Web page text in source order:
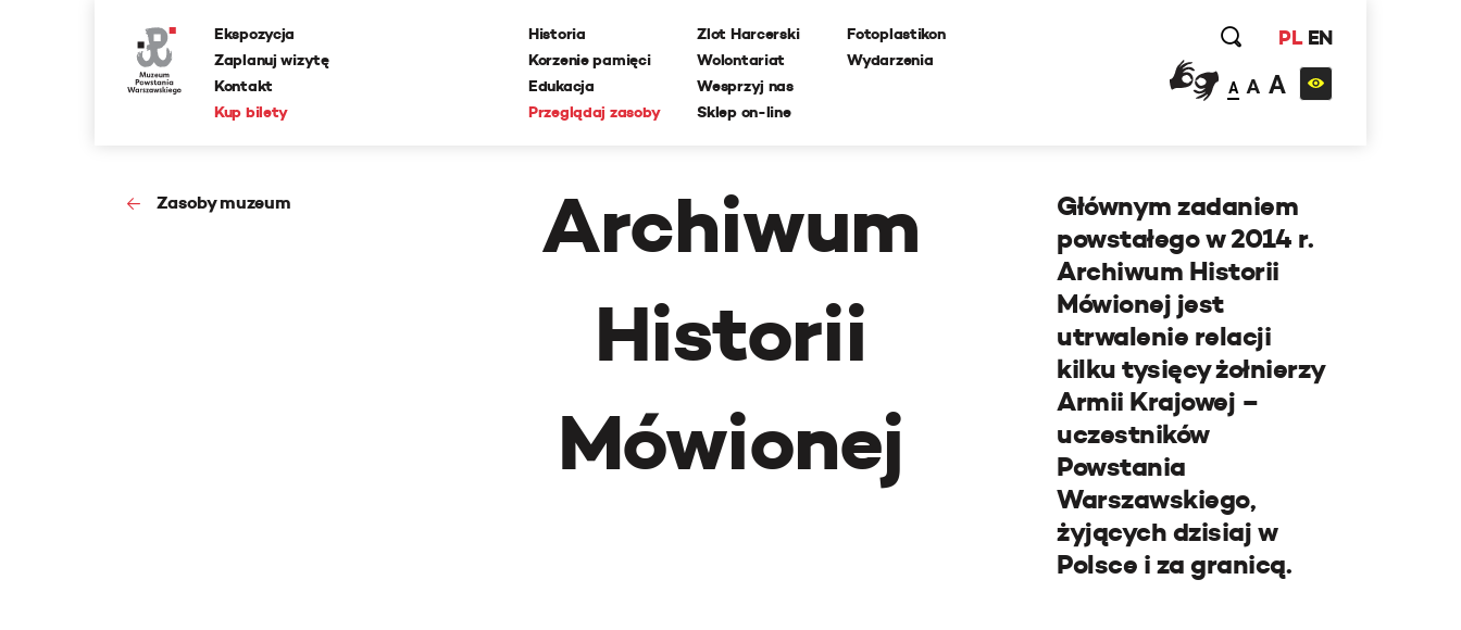
Ekspozycja
Zaplanuj wizytę
Kontakt
Kup bilety
Historia
Korzenie pamięci
Edukacja
Przeglądaj zasoby
Zlot Harcerski
Wolontariat
Wesprzyj nas
Sklep on-line
Fotoplastikon
Wydarzenia
PL EN
A A A
Zasoby muzeum
Archiwum
Historii
Mówionej
Głównym zadaniem
powstałego w 2014 r.
Archiwum Historii
Mówionej jest
utrwalenie relacji
kilku tysięcy żołnierzy
Armii Krajowej –
uczestników
Powstania
Warszawskiego,
żyjących dzisiaj w
Polsce i za granicą.